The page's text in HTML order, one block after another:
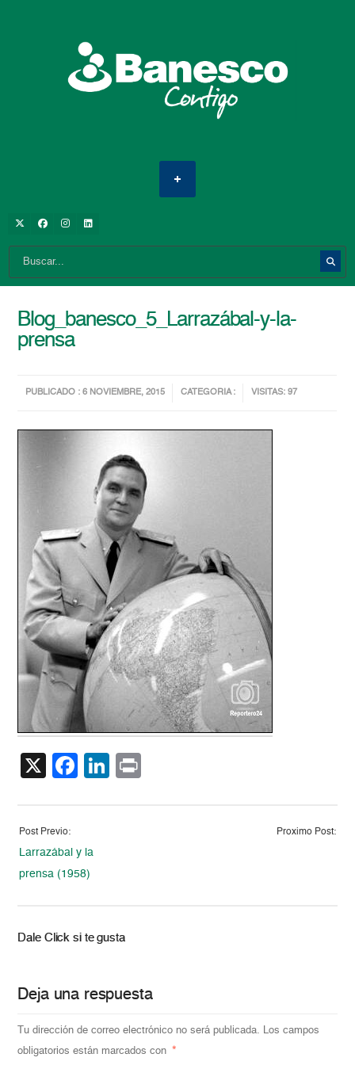
Blog_banesco_5_Larrazábal-y-la-
prensa
PUBLICADO : 6 NOVIEMBRE, 2015 CATEGORIA : VISITAS: 97
X Facebook
LinkedIn
Post Previo:
Larrazábal y la
prensa (1958)
Proximo Post:
Dale Click si te gusta
Deja una respuesta
Tu dirección de correo electrónico no será publicada. Los campos
obligatorios están marcados con
*